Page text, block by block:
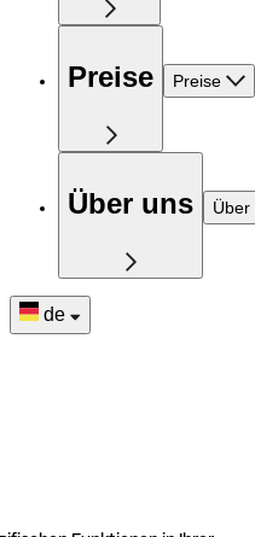
Preise Preise
Über uns Über
de